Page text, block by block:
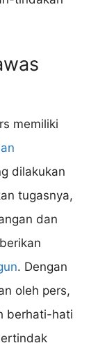
memiliki
dilakukan
tugasnya,
dan
. Dengan
oleh pers,
berhati-hati